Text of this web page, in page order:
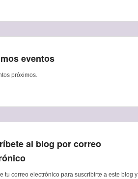
eventos
próximos.
al blog por correo
tu correo electrónico para suscribirte a este blog y